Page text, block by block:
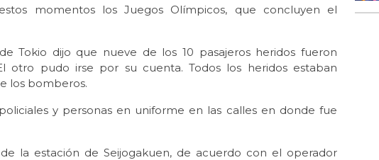
momentos los Juegos Olímpicos, que concluyen el
Tokio dijo que nueve de los 10 pasajeros heridos fueron
otro pudo irse por su cuenta. Todos los heridos estaban
los bomberos.
y personas en uniforme en las calles en donde fue
la estación de Seijogakuen, de acuerdo con el operador